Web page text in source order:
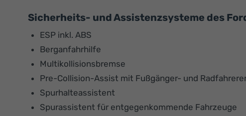
Sicherheits- und Assistenzsysteme des
ESP inkl. ABS
Berganfahrhilfe
Multikollisionsbremse
Pre-Collision-Assist mit Fußgänger- und
Spurhalteassistent
Spurassistent für entgegenkommende Fahrzeuge